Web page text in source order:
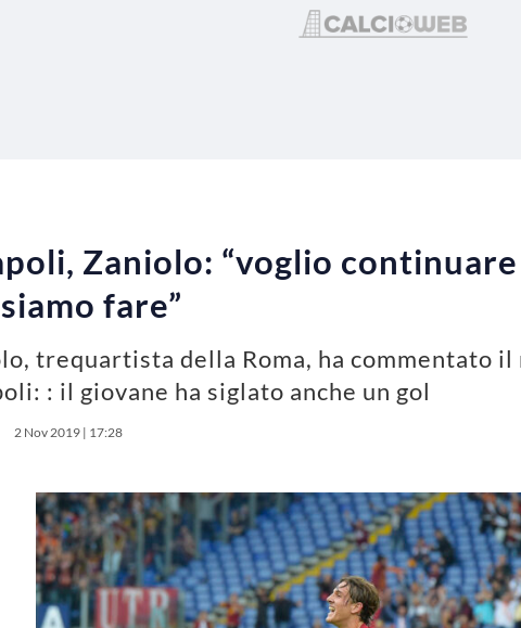
Zaniolo: “voglio
fare”
trequartista della Roma, ha commentato
: il giovane ha siglato anche un gol
2 Nov 2019 | 17:28